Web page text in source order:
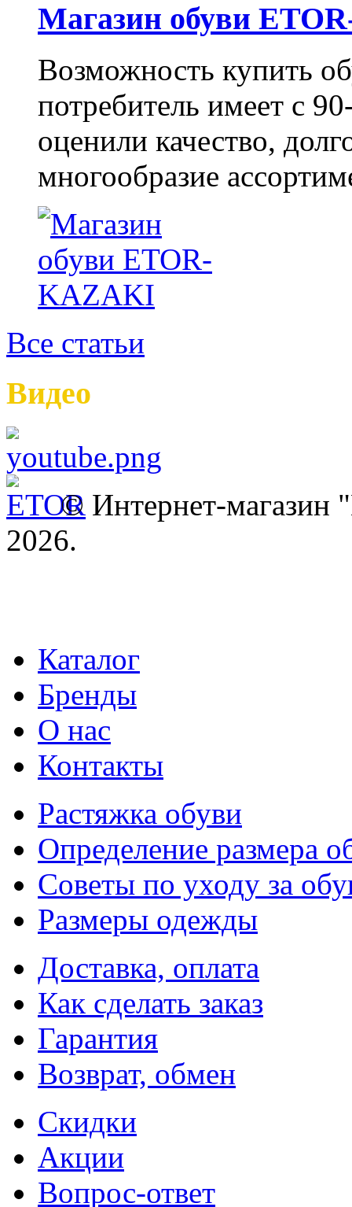
Магазин обуви
Возможность купить
потребитель имеет с
оценили качество,
многообразие
Все статьи
Видео
© Интернет-
2026.
Каталог
Бренды
О нас
Контакты
Растяжка обуви
Определение размера
Советы по уходу за
Размеры одежды
Доставка, оплата
Как сделать заказ
Гарантия
Возврат, обмен
Скидки
Акции
Вопрос-ответ